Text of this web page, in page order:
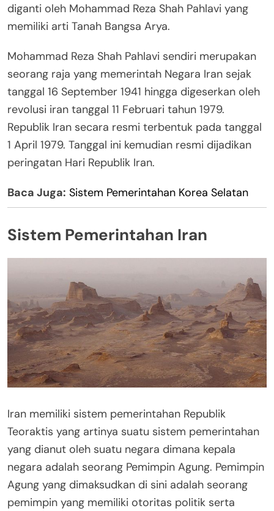
diganti oleh Mohammad Reza Shah Pahlavi yang
memiliki arti Tanah Bangsa Arya.
Mohammad Reza Shah Pahlavi sendiri merupakan
seorang raja yang memerintah Negara Iran sejak
tanggal 16 September 1941 hingga digeserkan oleh
revolusi iran tanggal 11 Februari tahun 1979.
Republik Iran secara resmi terbentuk pada tanggal
1 April 1979. Tanggal ini kemudian resmi dijadikan
peringatan Hari Republik Iran.
Baca Juga: Sistem Pemerintahan Korea Selatan
Sistem Pemerintahan Iran
Iran memiliki sistem pemerintahan Republik
Teoraktis yang artinya suatu sistem pemerintahan
yang dianut oleh suatu negara dimana kepala
negara adalah seorang Pemimpin Agung. Pemimpin
Agung yang dimaksudkan di sini adalah seorang
pemimpin yang memiliki otoritas politik serta